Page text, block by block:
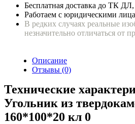
Бесплатная доставка до ТК
Работаем с юридическими
В редких случаях реальные
незначительно отличаться от
Описание
Отзывы (0)
Технические
Угольник из
160*100*20 кл 0